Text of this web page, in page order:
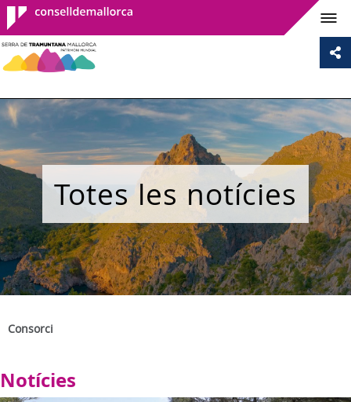
Consell de
Mallorca
Totes les notícies
Consorci
Notícies